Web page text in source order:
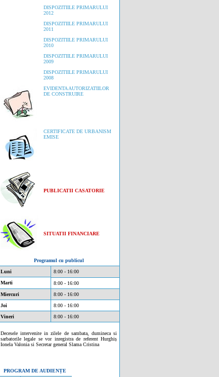
DISPOZITIILE PRIMARULUI
2012
DISPOZITIILE PRIMARULUI
2011
DISPOZITIILE PRIMARULUI
2010
DISPOZITIILE PRIMARULUI
2009
DISPOZITIILE PRIMARULUI
2008
EVIDENTA AUTORIZATIILOR
DE CONSTRUIRE
CERTIFICATE DE URBANISM
EMISE
PUBLICATII CASATORIE
SITUATII FINANCIARE
Programul cu publicul
Luni
8:00 - 16:00
Marti
8:00 - 16:00
Miercuri
8:00 - 16:00
Joi
8:00 - 16:00
Vineri
8:00 - 16:00
Decesele intervenite in zilele de sambata, dumineca si
sarbatorile legale se vor inregistra de referent Hurghiș
Ionela Valonia si Secretar general Slama Cristina
PROGRAM DE AUDIENȚE